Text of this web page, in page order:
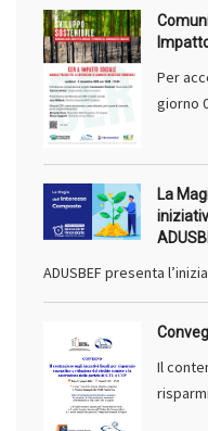
Per
giorno
La
ADUSBEF presenta
Il